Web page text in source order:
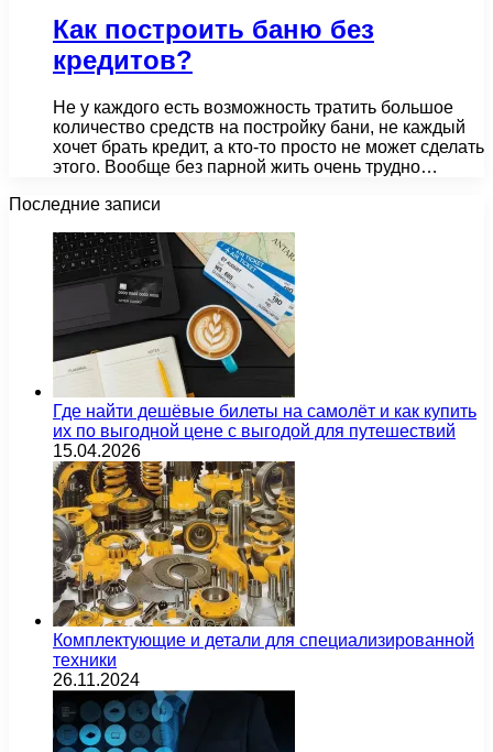
Как построить баню без
кредитов?
Не у каждого есть возможность тратить большое
количество средств на постройку бани, не каждый
хочет брать кредит, а кто-то просто не может сделать
этого. Вообще без парной жить очень трудно…
Последние записи
Где найти дешёвые билеты на самолёт и как купить
их по выгодной цене с выгодой для путешествий
15.04.2026
Комплектующие и детали для специализированной
техники
26.11.2024